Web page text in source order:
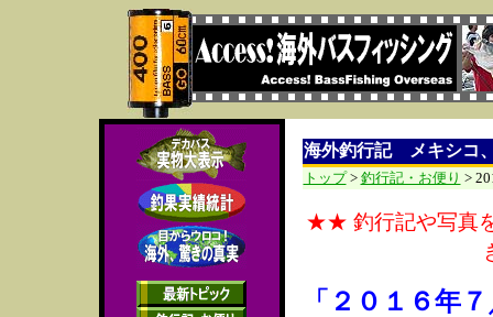
海外釣行記 メキシコ
トップ> 釣行記・お便り >
★★ 釣行記や写真
「 ２０１６年